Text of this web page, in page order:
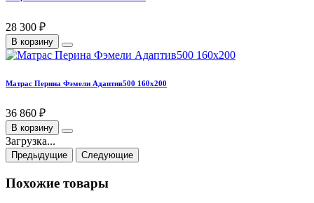
28 300 ₽
В корзину
Матрас Перина Фэмели Адаптив500 160х200
36 860 ₽
В корзину
Загрузка...
Предыдущие Следующие
Похожие товары